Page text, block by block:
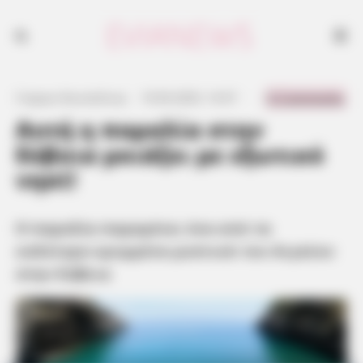
Αυτή η παραλία στην
Εύβοια μοιάζει με εξωτικό
νησί!
Η παραλία παραμένει ένα από τα